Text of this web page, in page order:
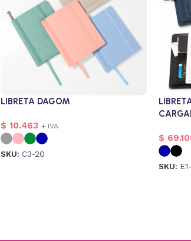
LIBRETA DAGOM
$ 10.463 + IVA
SKU: C3-20
$
SKU: